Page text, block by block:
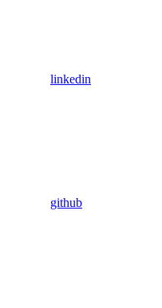
linkedin
github